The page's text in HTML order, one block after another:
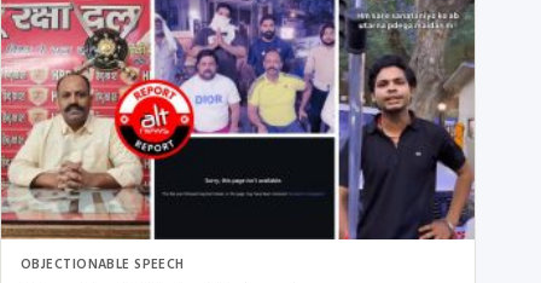
OBJECTIONABLE SPEECH